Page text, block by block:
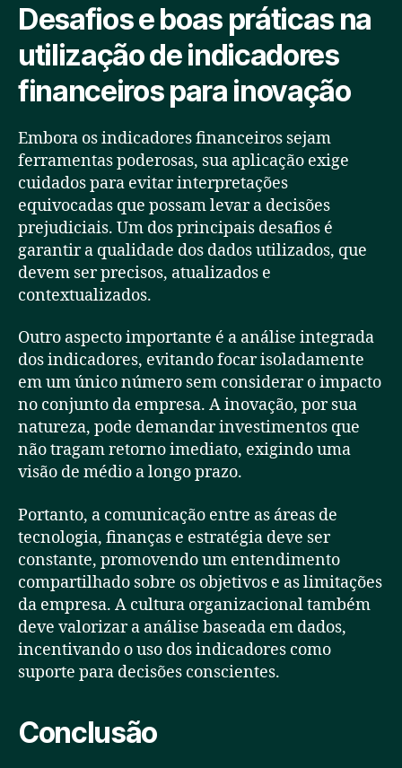
Desafios e boas práticas na
utilização de indicadores
financeiros para inovação
Embora os indicadores financeiros sejam
ferramentas poderosas, sua aplicação exige
cuidados para evitar interpretações
equivocadas que possam levar a decisões
prejudiciais. Um dos principais desafios é
garantir a qualidade dos dados utilizados, que
devem ser precisos, atualizados e
contextualizados.
Outro aspecto importante é a análise integrada
dos indicadores, evitando focar isoladamente
em um único número sem considerar o impacto
no conjunto da empresa. A inovação, por sua
natureza, pode demandar investimentos que
não tragam retorno imediato, exigindo uma
visão de médio a longo prazo.
Portanto, a comunicação entre as áreas de
tecnologia, finanças e estratégia deve ser
constante, promovendo um entendimento
compartilhado sobre os objetivos e as limitações
da empresa. A cultura organizacional também
deve valorizar a análise baseada em dados,
incentivando o uso dos indicadores como
suporte para decisões conscientes.
Conclusão